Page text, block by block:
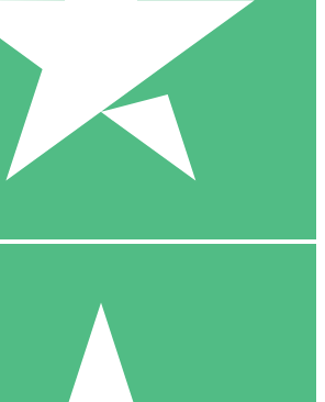
crediti di download. Nessun impegno
1 Download
10
US$1500
10 Download
20